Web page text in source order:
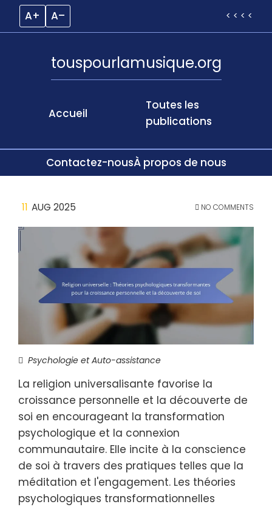
A+ A– < < < <
Accueil
touspourlamusique.org
Toutes les
publications
Contactez-nousÀ propos de nous
11 AUG 2025 NO COMMENTS
Psychologie et Auto-assistance
La religion universalisante favorise la
croissance personnelle et la découverte de
soi en encourageant la transformation
psychologique et la connexion
communautaire. Elle incite à la conscience
de soi à travers des pratiques telles que la
méditation et l'engagement. Les théories
psychologiques transformationnelles